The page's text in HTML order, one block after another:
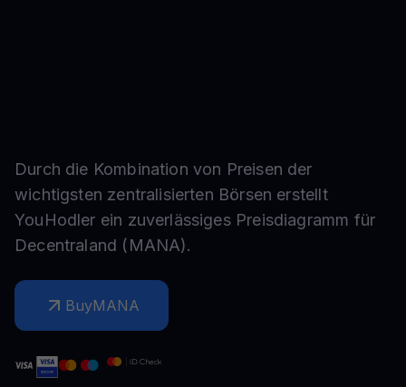
Durch die Kombination von Preisen der
wichtigsten zentralisierten Börsen erstellt
YouHodler ein zuverlässiges Preisdiagramm für
Decentraland (MANA).
BuyMANA